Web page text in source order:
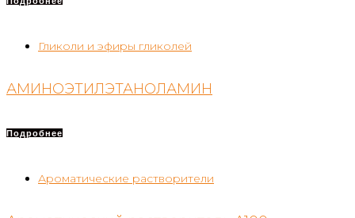
Гликоли и эфиры гликолей
АМИНОЭТИЛЭТАНОЛАМИН
Подробнее
Ароматические растворители